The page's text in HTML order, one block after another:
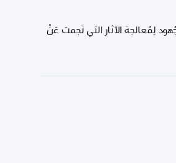
لِمُعالجة الأثار التي نَجمت عَنْ